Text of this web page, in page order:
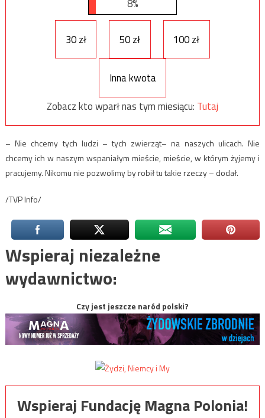
8%
30 zł 50 zł 100 zł
Inna kwota
Zobacz kto wparł nas tym miesiącu: Tutaj
– Nie chcemy tych ludzi – tych zwierząt– na naszych ulicach. Nie
chcemy ich w naszym wspaniałym mieście, mieście, w którym żyjemy i
pracujemy. Nikomu nie pozwolimy by robił tu takie rzeczy – dodał.
/TVP Info/
Wspieraj niezależne
wydawnictwo:
Czy jest jeszcze naród polski?
Wspieraj Fundację Magna Polonia!